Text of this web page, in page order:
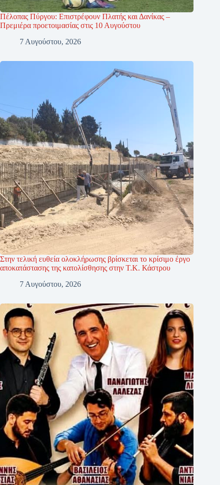
Πέλοπας Πύργου: Επιστρέφουν Πλατής και Δανίκας –
Πρεμιέρα προετοιμασίας στις 10 Αυγούστου
7 Αυγούστου, 2026
Στην τελική ευθεία ολοκλήρωσης βρίσκεται το κρίσιμο έργο
αποκατάστασης της κατολίσθησης στην Τ.Κ. Κάστρου
7 Αυγούστου, 2026